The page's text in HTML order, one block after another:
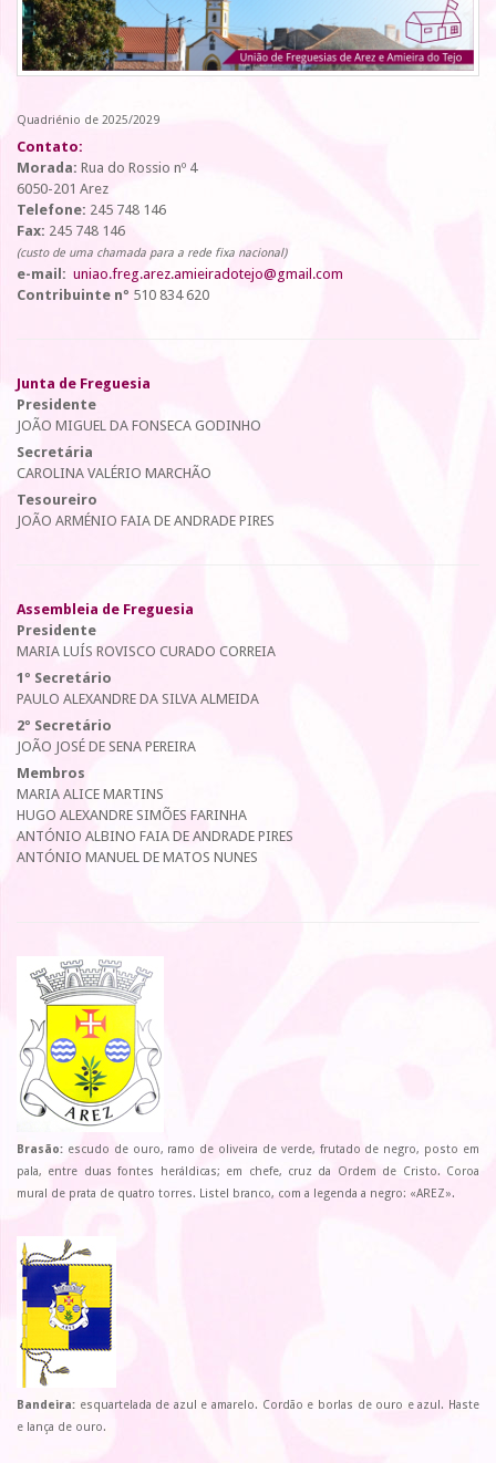
Quadriénio de 2025/2029
Contato:
Morada: Rua do Rossio nº 4
6050-201 Arez
Telefone: 245 748 146
Fax: 245 748 146
(custo de uma chamada para a rede fixa nacional)
e-mail: uniao.freg.arez.amieiradotejo@gmail.com
Contribuinte nº 510 834 620
Junta de Freguesia
Presidente
JOÃO MIGUEL DA FONSECA GODINHO
Secretária
CAROLINA VALÉRIO MARCHÃO
Tesoureiro
JOÃO ARMÉNIO FAIA DE ANDRADE PIRES
Assembleia de Freguesia
Presidente
MARIA LUÍS ROVISCO CURADO CORREIA
1º Secretário
PAULO ALEXANDRE DA SILVA ALMEIDA
2º Secretário
JOÃO JOSÉ DE SENA PEREIRA
Membros
MARIA ALICE MARTINS
HUGO ALEXANDRE SIMÕES FARINHA
ANTÓNIO ALBINO FAIA DE ANDRADE PIRES
ANTÓNIO MANUEL DE MATOS NUNES
Brasão: escudo de ouro, ramo de oliveira de verde, frutado de negro, posto em
pala, entre duas fontes heráldicas; em chefe, cruz da Ordem de Cristo. Coroa
mural de prata de quatro torres. Listel branco, com a legenda a negro: «AREZ».
Bandeira: esquartelada de azul e amarelo. Cordão e borlas de ouro e azul. Haste
e lança de ouro.